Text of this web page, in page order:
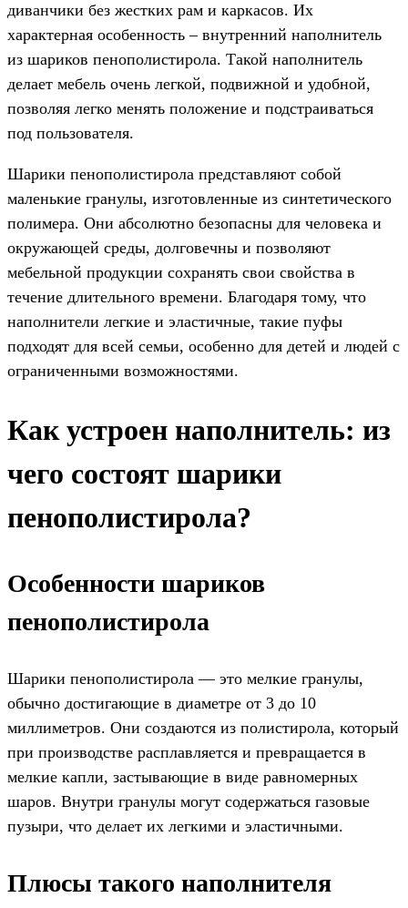
диванчики без жестких рам и каркасов. Их
характерная особенность – внутренний наполнитель
из шариков пенополистирола. Такой наполнитель
делает мебель очень легкой, подвижной и удобной,
позволяя легко менять положение и подстраиваться
под пользователя.
Шарики пенополистирола представляют собой
маленькие гранулы, изготовленные из синтетического
полимера. Они абсолютно безопасны для человека и
окружающей среды, долговечны и позволяют
мебельной продукции сохранять свои свойства в
течение длительного времени. Благодаря тому, что
наполнители легкие и эластичные, такие пуфы
подходят для всей семьи, особенно для детей и людей с
ограниченными возможностями.
Как устроен наполнитель: из
чего состоят шарики
пенополистирола?
Особенности шариков
пенополистирола
Шарики пенополистирола — это мелкие гранулы,
обычно достигающие в диаметре от 3 до 10
миллиметров. Они создаются из полистирола, который
при производстве расплавляется и превращается в
мелкие капли, застывающие в виде равномерных
шаров. Внутри гранулы могут содержаться газовые
пузыри, что делает их легкими и эластичными.
Плюсы такого наполнителя